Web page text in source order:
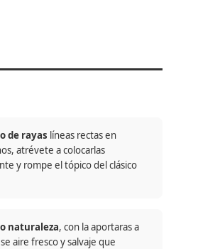
de rayas líneas rectas en
atrévete a colocarlas
y rompe el tópico del clásico
naturaleza, con la aportaras a
aire fresco y salvaje que